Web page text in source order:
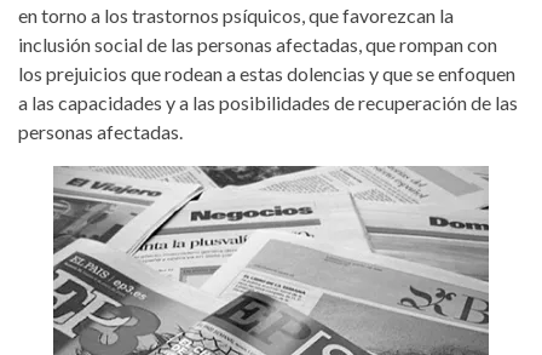
en torno a los trastornos psíquicos, que favorezcan la
inclusión social de las personas afectadas, que rompan con
los prejuicios que rodean a estas dolencias y que se enfoquen
a las capacidades y a las posibilidades de recuperación de las
personas afectadas.